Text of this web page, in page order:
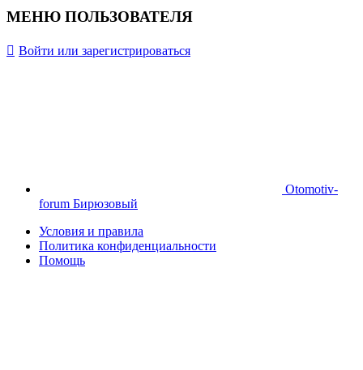
МЕНЮ ПОЛЬЗОВАТЕЛЯ
Войти или зарегистрироваться
Otomotiv-
forum Бирюзовый
Условия и правила
Политика конфиденциальности
Помощь